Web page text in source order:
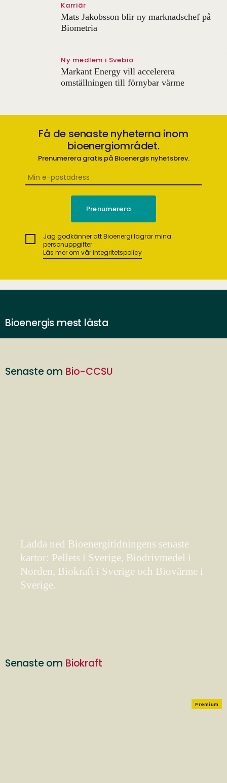
Karriär
Mats Jakobsson blir ny marknadschef på
Biometria
Ny medlem i Svebio
Markant Energy vill accelerera
omställningen till förnybar värme
Få de senaste nyheterna inom
bioenergiområdet.
Prenumerera gratis på Bioenergis nyhetsbrev.
Jag godkänner att Bioenergi lagrar mina
personuppgifter.
Läs mer om vår integritetspolicy
Bioenergis mest lästa
Senaste om Bio-CCSU
Ladda ned Bioenergitidningens senaste
kartor: Pellets i Sverige, Biodrivmedel i
Norden, Biokraft i Sverige och Biovärme i
Sverige.
Senaste om Biokraft
Premium